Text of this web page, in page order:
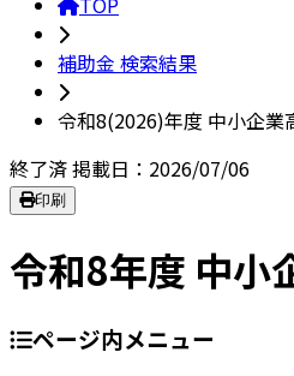
補助金 検索結果
令和8(2026)年度 中小企業
終了済掲載日：2026/07/06
印刷
令和8年度 中小
ページ内メニュー